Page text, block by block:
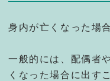
身内が亡くなった場
一般的には、配偶者
くなった場合に出す